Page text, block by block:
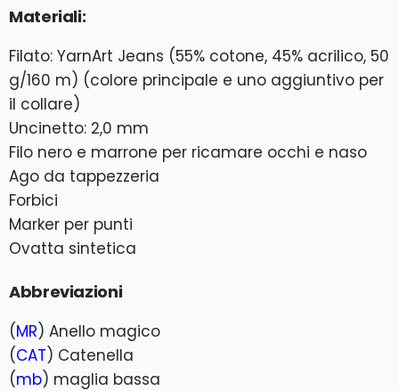
Materiali:
Filato: YarnArt Jeans (55% cotone, 45% acrilico, 50
g/160 m) (colore principale e uno aggiuntivo per
il collare)
Uncinetto: 2,0 mm
Filo nero e marrone per ricamare occhi e naso
Ago da tappezzeria
Forbici
Marker per punti
Ovatta sintetica
Abbreviazioni
(MR) Anello magico
(CAT) Catenella
(mb) maglia bassa